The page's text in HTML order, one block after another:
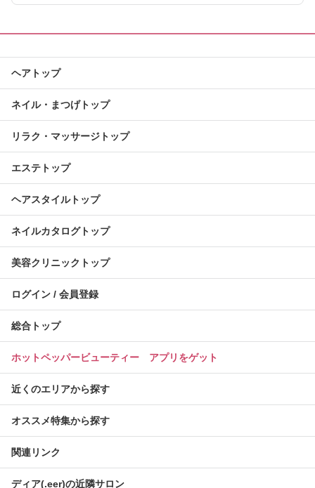
ヘアトップ
ネイル・まつげトップ
リラク・マッサージトップ
エステトップ
ヘアスタイルトップ
ネイルカタログトップ
美容クリニックトップ
ログイン / 会員登録
総合トップ
ホットペッパービューティー アプリをゲット
近くのエリアから探す
オススメ特集から探す
関連リンク
ディア(.eer)の近隣サロン